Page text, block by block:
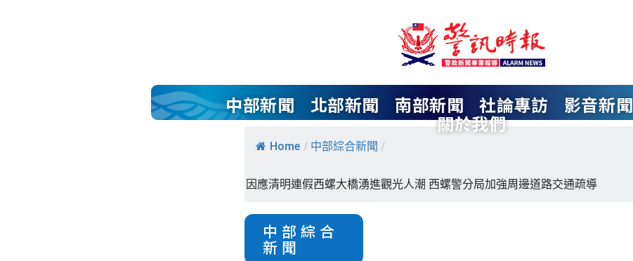
中部新聞 北部新聞 南部新聞 社論專訪 影音新聞
關於我們
Home / 中部綜合新聞 /
因應清明連假西螺大橋湧進觀光人潮 西螺警分局加強周邊道路交通疏導
中部綜合
新聞